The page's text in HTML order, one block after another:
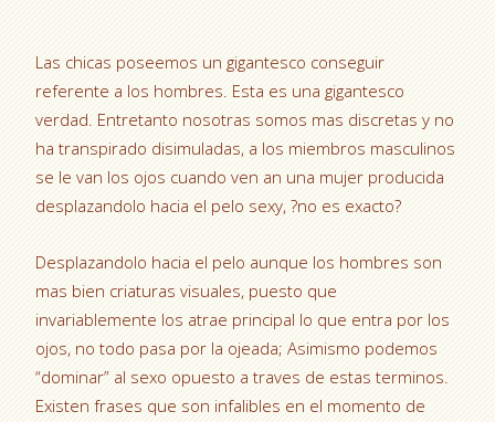
Las chicas poseemos un gigantesco conseguir
referente a los hombres. Esta es una gigantesco
verdad. Entretanto nosotras somos mas discretas y no
ha transpirado disimuladas, a los miembros masculinos
se le van los ojos cuando ven an una mujer producida
desplazandolo hacia el pelo sexy, ?no es exacto?
Desplazandolo hacia el pelo aunque los hombres son
mas bien criaturas visuales, puesto que
invariablemente los atrae principal lo que entra por los
ojos, no todo pasa por la ojeada; Asimismo podemos
“dominar” al sexo opuesto a traves de estas terminos.
Existen frases que son infalibles en el momento de